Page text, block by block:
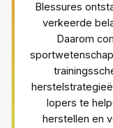
Blessures
verkeerde
Daarom
lopers te
herstellen en